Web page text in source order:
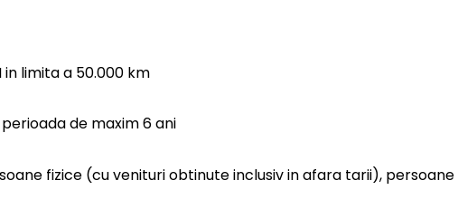
in limita a 50.000 km
de maxim 6 ani
fizice (cu venituri obtinute inclusiv in afara tarii), persoane